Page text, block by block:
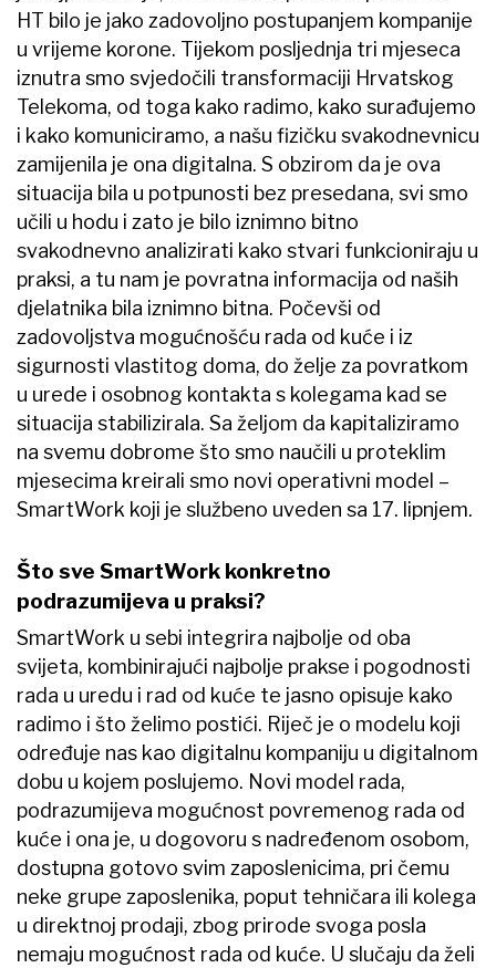
HT bilo je jako zadovoljno postupanjem kompanije
u vrijeme korone. Tijekom posljednja tri mjeseca
iznutra smo svjedočili transformaciji Hrvatskog
Telekoma, od toga kako radimo, kako surađujemo
i kako komuniciramo, a našu fizičku svakodnevnicu
zamijenila je ona digitalna. S obzirom da je ova
situacija bila u potpunosti bez presedana, svi smo
učili u hodu i zato je bilo iznimno bitno
svakodnevno analizirati kako stvari funkcioniraju u
praksi, a tu nam je povratna informacija od naših
djelatnika bila iznimno bitna. Počevši od
zadovoljstva mogućnošću rada od kuće i iz
sigurnosti vlastitog doma, do želje za povratkom
u urede i osobnog kontakta s kolegama kad se
situacija stabilizirala. Sa željom da kapitaliziramo
na svemu dobrome što smo naučili u proteklim
mjesecima kreirali smo novi operativni model –
SmartWork koji je službeno uveden sa 17. lipnjem.
Što sve SmartWork konkretno
podrazumijeva u praksi?
SmartWork u sebi integrira najbolje od oba
svijeta, kombinirajući najbolje prakse i pogodnosti
rada u uredu i rad od kuće te jasno opisuje kako
radimo i što želimo postići. Riječ je o modelu koji
određuje nas kao digitalnu kompaniju u digitalnom
dobu u kojem poslujemo. Novi model rada,
podrazumijeva mogućnost povremenog rada od
kuće i ona je, u dogovoru s nadređenom osobom,
dostupna gotovo svim zaposlenicima, pri čemu
neke grupe zaposlenika, poput tehničara ili kolega
u direktnoj prodaji, zbog prirode svoga posla
nemaju mogućnost rada od kuće. U slučaju da želi